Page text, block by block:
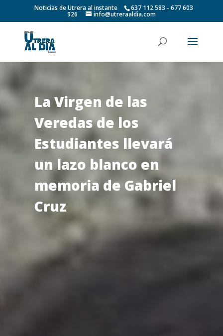
Noticias de Utrera al instante 637 112 583 - 677 603
926 info@utreraaldia.com
La Virgen de las
Veredas de los
Estudiantes llevará
un lazo blanco en
memoria de Gabriel
Cruz